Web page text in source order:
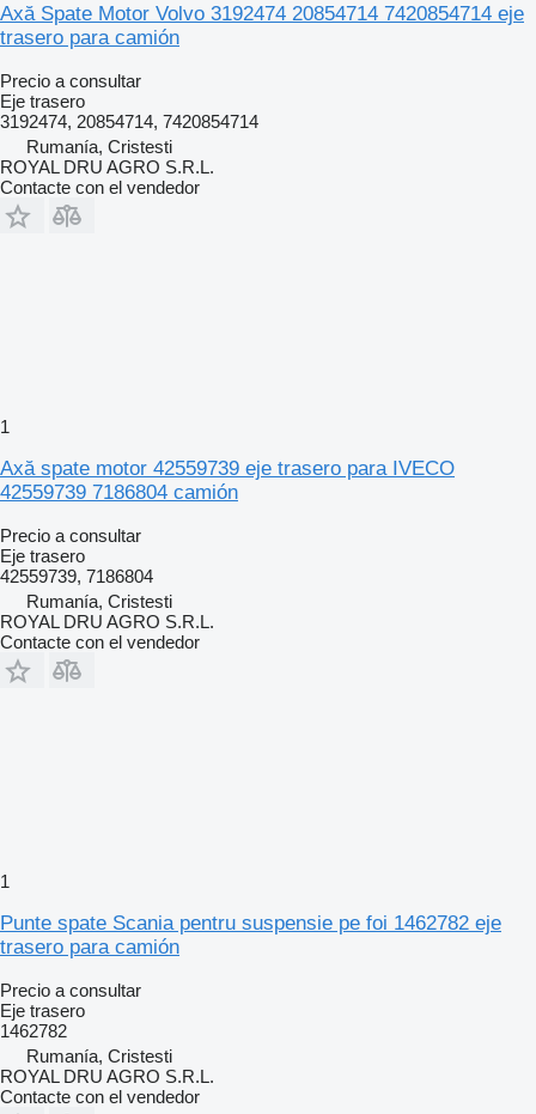
Axă Spate Motor Volvo 3192474 20854714 7420854714 eje
trasero para camión
Precio a consultar
Eje trasero
3192474, 20854714, 7420854714
Rumanía, Cristesti
ROYAL DRU AGRO S.R.L.
Contacte con el vendedor
1
Axă spate motor 42559739 eje trasero para IVECO
42559739 7186804 camión
Precio a consultar
Eje trasero
42559739, 7186804
Rumanía, Cristesti
ROYAL DRU AGRO S.R.L.
Contacte con el vendedor
1
Punte spate Scania pentru suspensie pe foi 1462782 eje
trasero para camión
Precio a consultar
Eje trasero
1462782
Rumanía, Cristesti
ROYAL DRU AGRO S.R.L.
Contacte con el vendedor